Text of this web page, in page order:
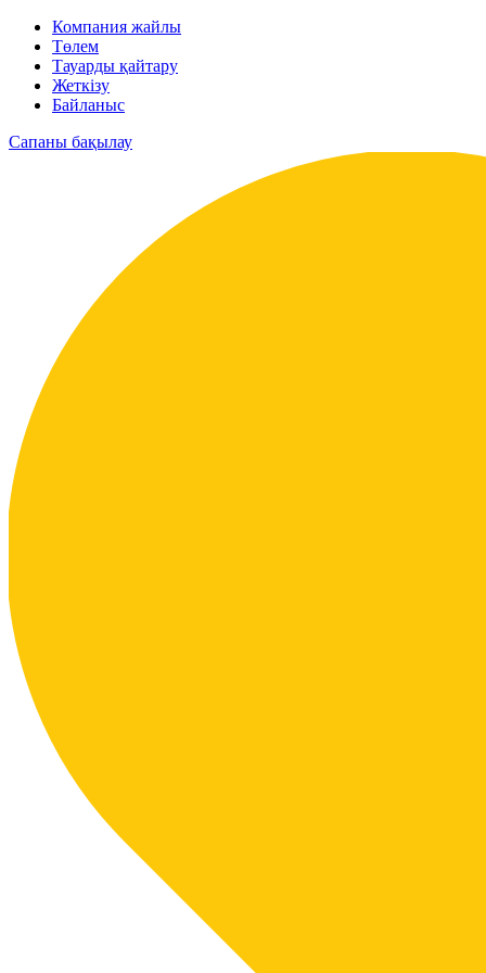
Компания жайлы
Төлем
Тауарды қайтару
Жеткізу
Байланыс
Сапаны бақылау